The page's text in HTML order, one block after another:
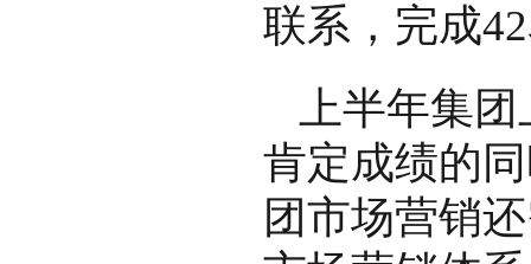
联系，完成
上半年集
肯定成绩的
团市场营销